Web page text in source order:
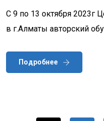
С 9 по 13 октября 2023г
в г.Алматы авторский
Подробнее